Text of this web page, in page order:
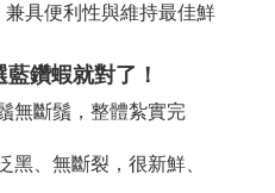
具便利性與維持最佳鮮
鑽蝦就對了！
無斷鬚，整體紮實完
黑、無斷裂，很新鮮、